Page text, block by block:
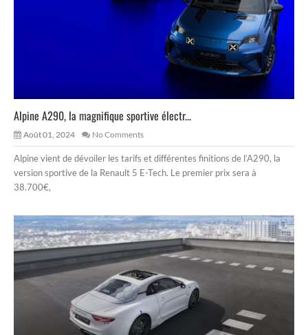
Alpine A290, la magnifique sportive électr...
Août 01, 2024 No Comments
Alpine vient de dévoiler les tarifs et différentes finitions de l’A290, la
version sportive de la Renault 5 E-Tech. Le premier prix sera à
38.700€,